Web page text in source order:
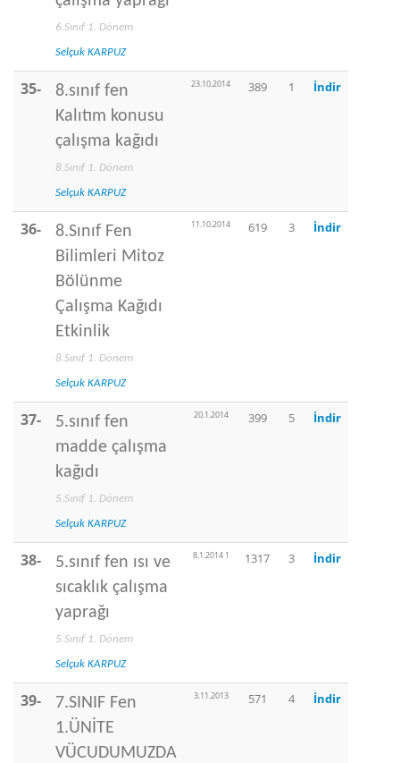
6.Sınıf 1. Dönem
Selçuk KARPUZ
35-
8.sınıf fen
Kalıtım konusu
çalışma kağıdı
8.Sınıf 1. Dönem
Selçuk KARPUZ
23.10.2014 389 1 İndir
36-
8.Sınıf Fen
Bilimleri Mitoz
Bölünme
Çalışma Kağıdı
Etkinlik
8.Sınıf 1. Dönem
Selçuk KARPUZ
11.10.2014 619 3 İndir
37-
5.sınıf fen
madde çalışma
kağıdı
5.Sınıf 1. Dönem
Selçuk KARPUZ
20.1.2014 399 5 İndir
38-
5.sınıf fen ısı ve
sıcaklık çalışma
yaprağı
5.Sınıf 1. Dönem
Selçuk KARPUZ
8.1.2014 1 1317 3 İndir
39-
7.SINIF Fen
1.ÜNİTE
VÜCUDUMUZDA
3.11.2013 571 4 İndir